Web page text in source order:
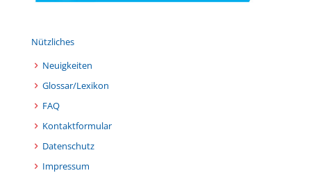
Nützliches
Neuigkeiten
Glossar/Lexikon
FAQ
Kontaktformular
Datenschutz
Impressum